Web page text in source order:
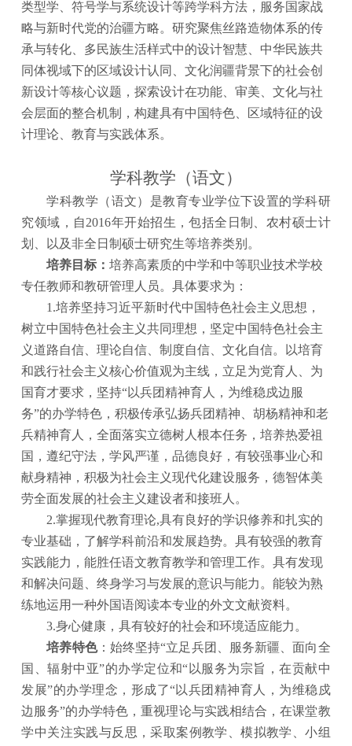
类型学、符号学与系统设计等跨学科方法，服务国家战
略与新时代党的治疆方略。研究聚焦丝路造物体系的传
承与转化、多民族生活样式中的设计智慧、中华民族共
同体视域下的区域设计认同、文化润疆背景下的社会创
新设计等核心议题，探索设计在功能、审美、文化与社
会层面的整合机制，构建具有中国特色、区域特征的设
计理论、教育与实践体系。
学科教学（语文）
学科教学（语文）是教育专业学位下设置的学科研
究领域，自2016年开始招生，包括全日制、农村硕士计
划、以及非全日制硕士研究生等培养类别。
培养目标：培养高素质的中学和中等职业技术学校
专任教师和教研管理人员。具体要求为：
1.培养坚持习近平新时代中国特色社会主义思想，
树立中国特色社会主义共同理想，坚定中国特色社会主
义道路自信、理论自信、制度自信、文化自信。以培育
和践行社会主义核心价值观为主线，立足为党育人、为
国育才要求，坚持“以兵团精神育人，为维稳戍边服
务”的办学特色，积极传承弘扬兵团精神、胡杨精神和老
兵精神育人，全面落实立德树人根本任务，培养热爱祖
国，遵纪守法，学风严谨，品德良好，有较强事业心和
献身精神，积极为社会主义现代化建设服务，德智体美
劳全面发展的社会主义建设者和接班人。
2.掌握现代教育理论,具有良好的学识修养和扎实的
专业基础，了解学科前沿和发展趋势。具有较强的教育
实践能力，能胜任语文教育教学和管理工作。具有发现
和解决问题、终身学习与发展的意识与能力。能较为熟
练地运用一种外国语阅读本专业的外文文献资料。
3.身心健康，具有较好的社会和环境适应能力。
培养特色：始终坚持“立足兵团、服务新疆、面向全
国、辐射中亚”的办学定位和“以服务为宗旨，在贡献中
发展”的办学理念，形成了“以兵团精神育人，为维稳戍
边服务”的办学特色，重视理论与实践相结合，在课堂教
学中关注实践与反思，采取案例教学、模拟教学、小组